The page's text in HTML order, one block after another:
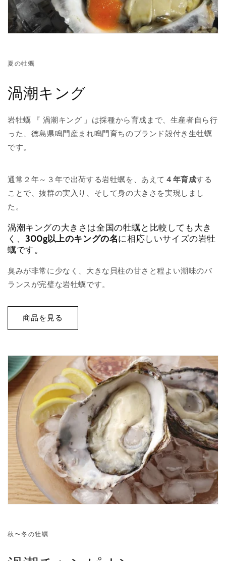
夏の牡蠣
渦潮キング
岩牡蠣 『 渦潮キング 」は採種から育成まで、生産者自ら行
った、徳島県鳴門産まれ鳴門育ちのブランド殻付き生牡蠣
です。
通常２年～３年で出荷する岩牡蠣を、あえて ４年育成する
ことで、抜群の実入り、そして身の大きさを実現しまし
た。
渦潮キングの大きさは全国の牡蠣と比較しても大き
く、300g以上のキングの名に相応しいサイズの岩牡
蠣です。
臭みが非常に少なく、大きな貝柱の甘さと程よい潮味のバ
ランスが完璧な岩牡蠣です。
商品を見る
秋〜冬の牡蠣